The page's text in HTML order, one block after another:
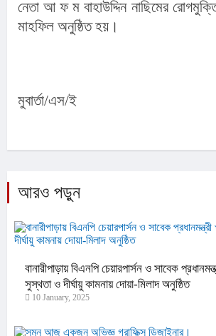
নেতা আ ফ ম বাহাউদ্দিন নাছিমের
মাহফিল অনুষ্ঠিত হয়।
মুবার্তা/এস/ই
আরও পড়ুন
বানারীপাড়ায় বিএনপি চেয়ারপার্সন ও সাবেক
সুস্থতা ও দীর্ঘায়ু কামনায় দোয়া-মিলাদ অনুষ্ঠিত
10 January, 2025